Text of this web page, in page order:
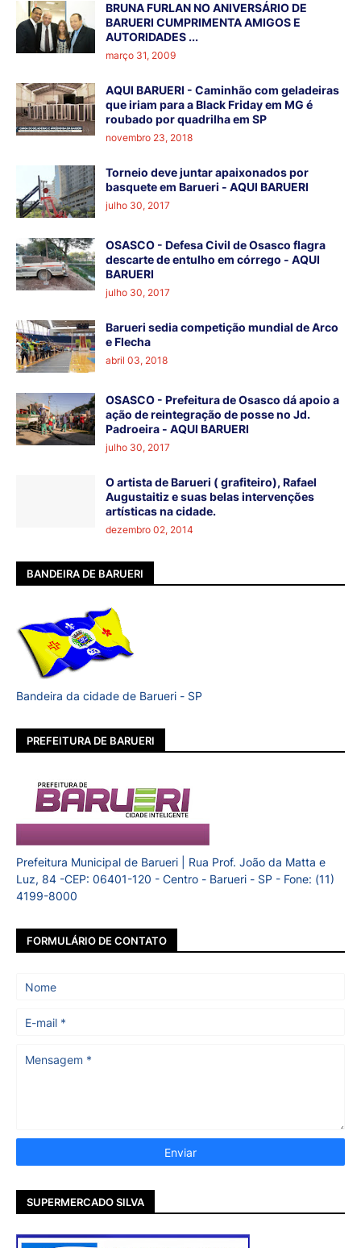
BRUNA FURLAN NO ANIVERSÁRIO DE
BARUERI CUMPRIMENTA AMIGOS E
AUTORIDADES ...
março 31, 2009
AQUI BARUERI - Caminhão com geladeiras
que iriam para a Black Friday em MG é
roubado por quadrilha em SP
novembro 23, 2018
Torneio deve juntar apaixonados por
basquete em Barueri - AQUI BARUERI
julho 30, 2017
OSASCO - Defesa Civil de Osasco flagra
descarte de entulho em córrego - AQUI
BARUERI
julho 30, 2017
Barueri sedia competição mundial de Arco
e Flecha
abril 03, 2018
OSASCO - Prefeitura de Osasco dá apoio a
ação de reintegração de posse no Jd.
Padroeira - AQUI BARUERI
julho 30, 2017
O artista de Barueri ( grafiteiro), Rafael
Augustaitiz e suas belas intervenções
artísticas na cidade.
dezembro 02, 2014
BANDEIRA DE BARUERI
Bandeira da cidade de Barueri - SP
PREFEITURA DE BARUERI
Prefeitura Municipal de Barueri | Rua Prof. João da Matta e
Luz, 84 -CEP: 06401-120 - Centro - Barueri - SP - Fone: (11)
4199-8000
FORMULÁRIO DE CONTATO
SUPERMERCADO SILVA